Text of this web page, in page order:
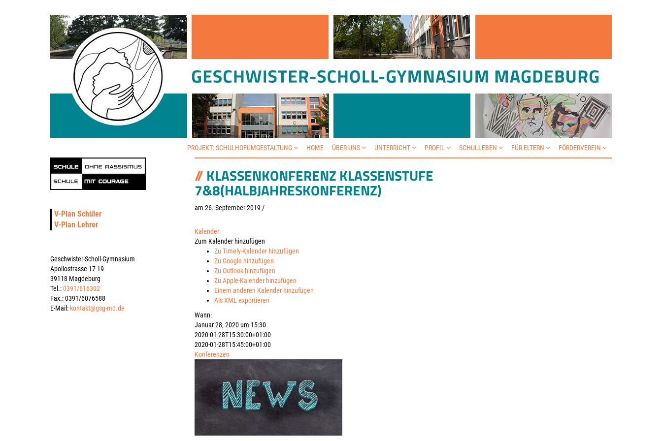
PROJEKT: SCHULHOFUMGESTALTUNG HOME ÜBER UNS UNTERRICHT PROFIL SCHULLEBEN FÜR ELTERN FÖRDERVEREIN
KLASSENKONFERENZ KLASSENSTUFE
7&8(HALBJAHRESKONFERENZ)
am 26. September 2019 /
Kalender
Zum Kalender hinzufügen
Zu Timely-Kalender hinzufügen
Zu Google hinzufügen
Zu Outlook hinzufügen
Zu Apple-Kalender hinzufügen
Einem anderen Kalender hinzufügen
Als XML exportieren
Wann:
Januar 28, 2020 um 15:30
2020-01-28T15:30:00+01:00
2020-01-28T15:45:00+01:00
Konferenzen
V-Plan Schüler
V-Plan Lehrer
Geschwister-Scholl-Gymnasium
Apollostrasse 17-19
39118 Magdeburg
Tel.:0391/616302
Fax.: 0391/6076588
E-Mail: kontakt@gsg-md.de